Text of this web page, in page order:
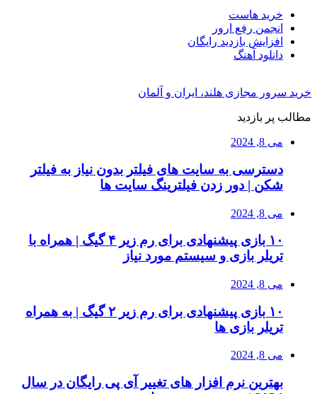
خرید هاست
انجمن رفع ارور
افزایش بازدید رایگان
دانلود آهنگ
خرید سرور مجازی هلند، ایران و آلمان
مطالب پر بازدید
می 8, 2024
دسترسی به سایت های فیلتر بدون نیاز به فیلتر
شکن | دور زدن فیلترینگ سایت ها
می 8, 2024
۱۰ بازی پیشنهادی برای رم زیر ۴ گیگ | همراه با
تریلر بازی و سیستم مورد نیاز
می 8, 2024
۱۰ بازی پیشنهادی برای رم زیر ۲ گیگ | به همراه
تریلر بازی ها
می 8, 2024
بهترین نرم افزار های تغییر آی پی رایگان در سال